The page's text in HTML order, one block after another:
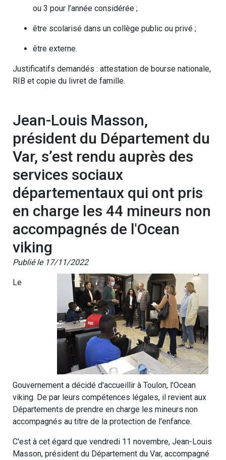
ou 3 pour l’année considérée ;
être scolarisé dans un collège public ou privé ;
être externe.
Justificatifs demandés : attestation de bourse nationale,
RIB et copie du livret de famille.
Jean-Louis Masson,
président du Département du
Var, s’est rendu auprès des
services sociaux
départementaux qui ont pris
en charge les 44 mineurs non
accompagnés de l'Ocean
viking
Publié le 17/11/2022
Le
Gouvernement a décidé d'accueillir à Toulon, l'Ocean
viking. De par leurs compétences légales, il revient aux
Départements de prendre en charge les mineurs non
accompagnés au titre de la protection de l'enfance.
C'est à cet égard que vendredi 11 novembre, Jean-Louis
Masson, président du Département du Var, accompagné